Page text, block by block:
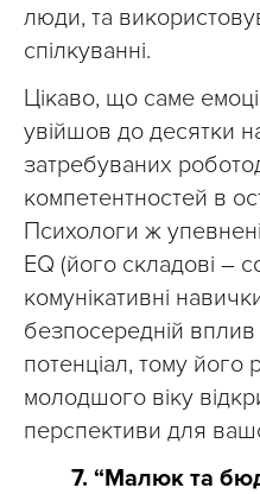
люди, та
спілкуванні.
Цікаво, що саме
увійшов до десятки
затребуваних
компетентностей в
Психологи ж
EQ (його складові –
комунікативні
безпосередній вплив
потенціал, тому його
молодшого віку
перспективи для
7. “Малюк та